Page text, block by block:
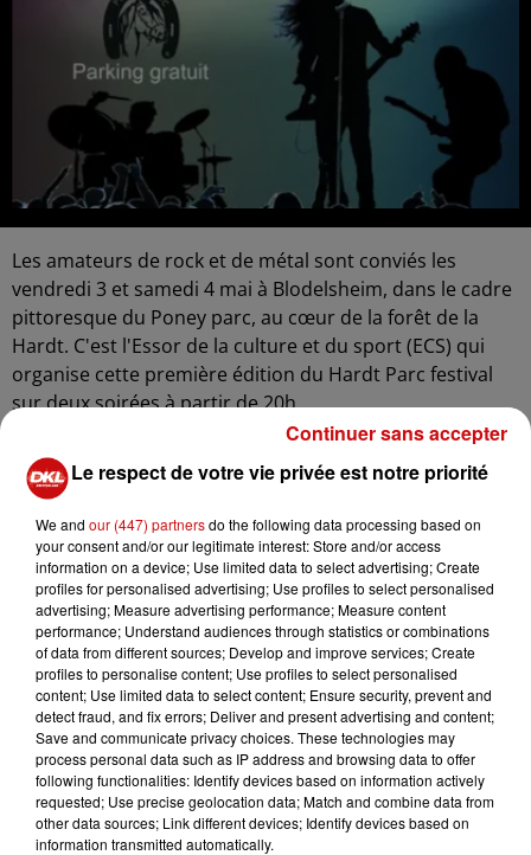
Les amateurs de rock et de métal sont conviés les
vendredi 3 et samedi 4 mai à Blodelsheim, dans le cadre
pittoresque du Poney parc, au cœur de la forêt de la
Hardt. C'est l'Essor de la culture et du sport (ECS) qui
organise cette première édition du Hardt Parc festival
sur deux soirées à partir de 20h.
La soirée du vendredi 3 mai débutera avec les locaux de
Back & Off et leur blues rock, suivis du groupe Breaking
Bones Klub, remarqués l'année dernière en première
partie des hard rockers américains de Rhino Bucket sur
la scène de Woodstock guitares à Ensisheim.
La soirée sera également animée par les performances
des Mulhousiens de Von Deeper, qui proposent un
mélange unique de grunge, de stoner et de black métal,
ainsi que par Orion, un tribute band de Metallica
originaire de Haguenau, qui s’est déjà illustré sur la
scène Off du Hellfest en 2023.
La soirée du samedi 4 mai débutera avec le pop rock
influencé par U2, Placebo et Kings of Leon des
Mulhousiens de Peeled Cubes, suivi du reggae de
Le respect de votre vie privée est notre priorité
We and our (447) partnersdo the following data processing based on
your consent and/or our legitimate interest: Store and/or access
information on a device; Use limited data to select advertising; Create
profiles for personalised advertising; Use profiles to select personalised
advertising; Measure advertising performance; Measure content
performance; Understand audiences through statistics or combinations
of data from different sources; Develop and improve services; Create
profiles to personalise content; Use profiles to select personalised
content; Use limited data to select content; Ensure security, prevent and
detect fraud, and fix errors; Deliver and present advertising and content;
Save and communicate privacy choices. These technologies may
process personal data such as IP address and browsing data to offer
following functionalities: Identify devices based on information actively
requested; Use precise geolocation data; Match and combine data from
other data sources; Link different devices; Identify devices based on
information transmitted automatically.
Continuer sans accepter